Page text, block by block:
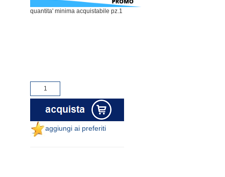
quantita' minima acquistabile pz.1
aggiungi ai preferiti